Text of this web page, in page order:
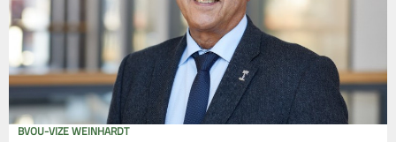
BVOU-VIZE WEINHARDT